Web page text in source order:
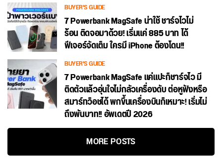
BUYER'S GUIDE
7 Powerbank MagSafe น่าใช้ ชาร์จไวไม่
ร้อน ติดจอมาด้วย! เริ่มแค่ 885 บาท ได้
ฟีเจอร์จัดเต็ม ใครมี iPhone ต้องโดน!!
BUYER'S GUIDE
7 Powerbank MagSafe แค่แปะก็ชาร์จไว มี
ติดตัวแล้วอุ่นใจไม่กลัวเครื่องดับ ต่อหูฟังหรือ
สมาร์ทว็อชได้ พกขึ้นเครื่องบินก็เหมาะ! เริ่มไม่
ถึงพันบาท!! อัพเดตปี 2026
MORE POSTS